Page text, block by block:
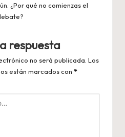
¿Por qué no comienzas el
respuesta
no será publicada. Los
están marcados con *